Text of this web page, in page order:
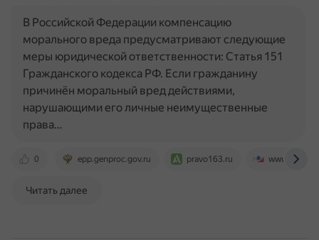
0 epp.genproc.gov.ru pravo163.ru
В Российской Федерации компенсацию
морального вреда предусматривают следующие
меры юридической ответственности: Статья 151
Гражданского кодекса РФ. Если гражданину
причинён моральный вред действиями,
нарушающими его личные неимущественные
права…
Читать далее